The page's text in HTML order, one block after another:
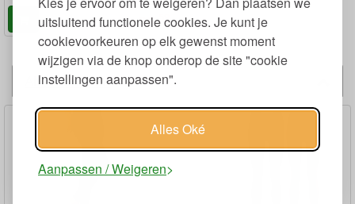
uitsluitend functionele cookies. Je kunt je
cookievoorkeuren op elk gewenst moment
wijzigen via de knop onderop de site "cookie
instellingen aanpassen".
Alles Oké
Aanpassen / Weigeren
€ 36,59
Alternatieven